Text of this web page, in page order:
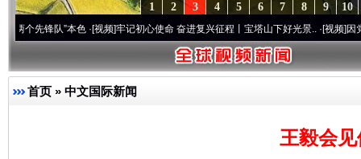
10
9
8
7
6
5
4
3
2
1
队”本色·[视频]牢记初心使命 奋进复兴征程丨宝塔山下好光景..·[视频]因党而生 为
首页 » 中文国际新闻
王毅会